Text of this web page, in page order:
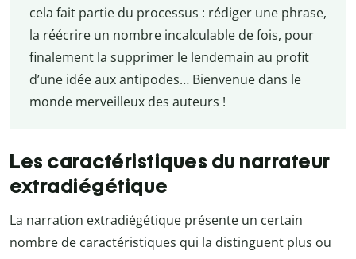
cela fait partie du processus : rédiger une phrase,
la réécrire un nombre incalculable de fois, pour
finalement la supprimer le lendemain au profit
d’une idée aux antipodes… Bienvenue dans le
monde merveilleux des auteurs !
Les caractéristiques du narrateur
extradiégétique
La narration extradiégétique présente un certain
nombre de caractéristiques qui la distinguent plus ou